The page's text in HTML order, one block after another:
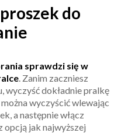
do
sprawdzi się w
. Zanim zaczniesz
wyczyść dokładnie pralkę
wyczyścić wlewając
a następnie włącz
opcją jak najwyższej